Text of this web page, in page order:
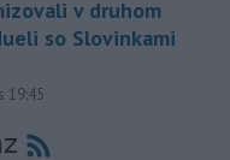
v druhom
so Slovinkami
19:45